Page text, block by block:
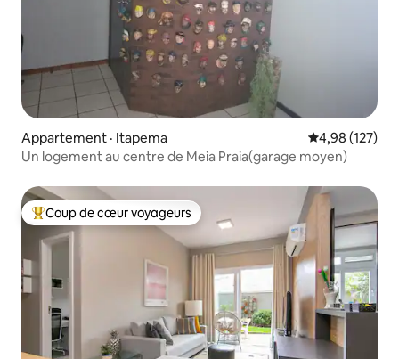
Appartement · Itapema Note
4,98 (127)
Un logement au centre de Meia Praia(garage moyen)
Coup de cœur voyageurs parmi les plus aimés
Coup de cœur voyageurs